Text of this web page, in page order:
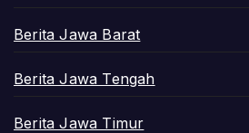
Berita Jawa Barat
Berita Jawa Tengah
Berita Jawa Timur